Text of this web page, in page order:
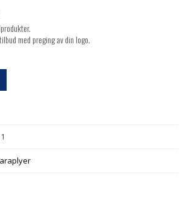
med preging av din logo.